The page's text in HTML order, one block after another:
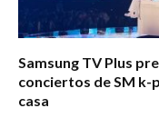
Samsung TV Plus
conciertos de SM k-
casa